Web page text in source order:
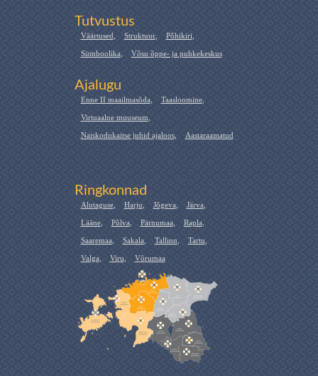
Tutvustus
Väärtused, Struktuur, Põhikiri,
Sümboolika, Võsu õppe- ja puhkekeskus
Ajalugu
Enne II maailmasõda, Taasloomine,
Virtuaalne muuseum,
Naiskodukaitse juhid ajaloos, Aastaraamatud
Ringkonnad
Alutaguse, Harju, Jõgeva, Järva,
Lääne, Põlva, Pärnumaa, Rapla,
Saaremaa, Sakala, Tallinn, Tartu,
Valga, Viru, Võrumaa